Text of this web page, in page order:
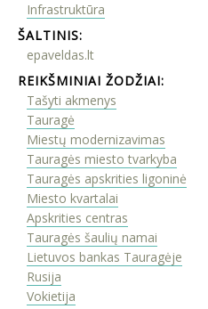
Infrastruktūra
ŠALTINIS:
epaveldas.lt
REIKŠMINIAI ŽODŽIAI:
Tašyti akmenys
Tauragė
Miestų modernizavimas
Tauragės miesto tvarkyba
Tauragės apskrities ligoninė
Miesto kvartalai
Apskrities centras
Tauragės šaulių namai
Lietuvos bankas Tauragėje
Rusija
Vokietija